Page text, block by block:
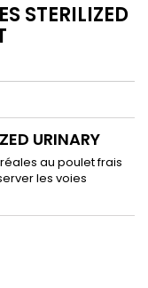
STERILIZED
URINARY
au poulet frais
les voies